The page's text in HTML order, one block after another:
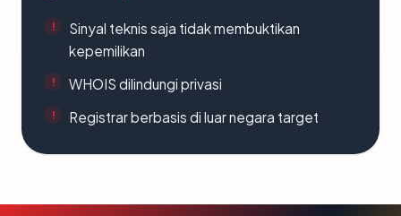
Sinyal teknis saja tidak membuktikan
kepemilikan
WHOIS dilindungi privasi
Registrar berbasis di luar negara target